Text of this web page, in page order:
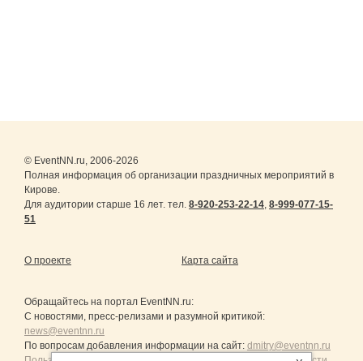
© EventNN.ru, 2006-2026
Полная информация об организации праздничных мероприятий в
Кирове.
Для аудитории старше 16 лет. тел. 8-920-253-22-14, 8-999-077-15-
51
О проекте Карта сайта
Обращайтесь на портал EventNN.ru:
С новостями, пресс-релизами и разумной критикой:
news@eventnn.ru
По вопросам добавления информации на сайт: dmitry@eventnn.ru